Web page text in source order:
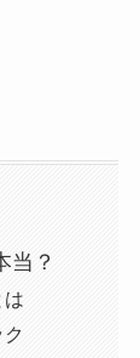
当？
は